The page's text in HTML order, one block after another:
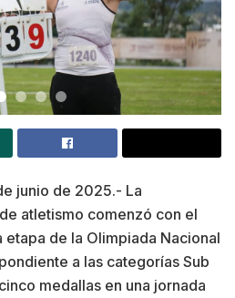
junio de 2025.- La
atletismo comenzó con el
de la Olimpiada Nacional
a las categorías Sub
medallas en una jornada